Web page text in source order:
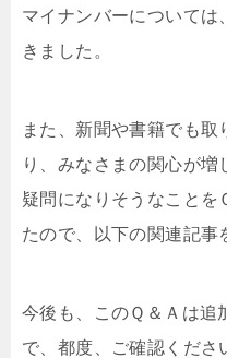
マイナンバーについては
きました。
また、新聞や書籍でも
り、みなさまの関心が増
疑問になりそうなことを
たので、以下の関連記事
今後も、このＱ＆Ａは追
で、都度、ご確認くださ